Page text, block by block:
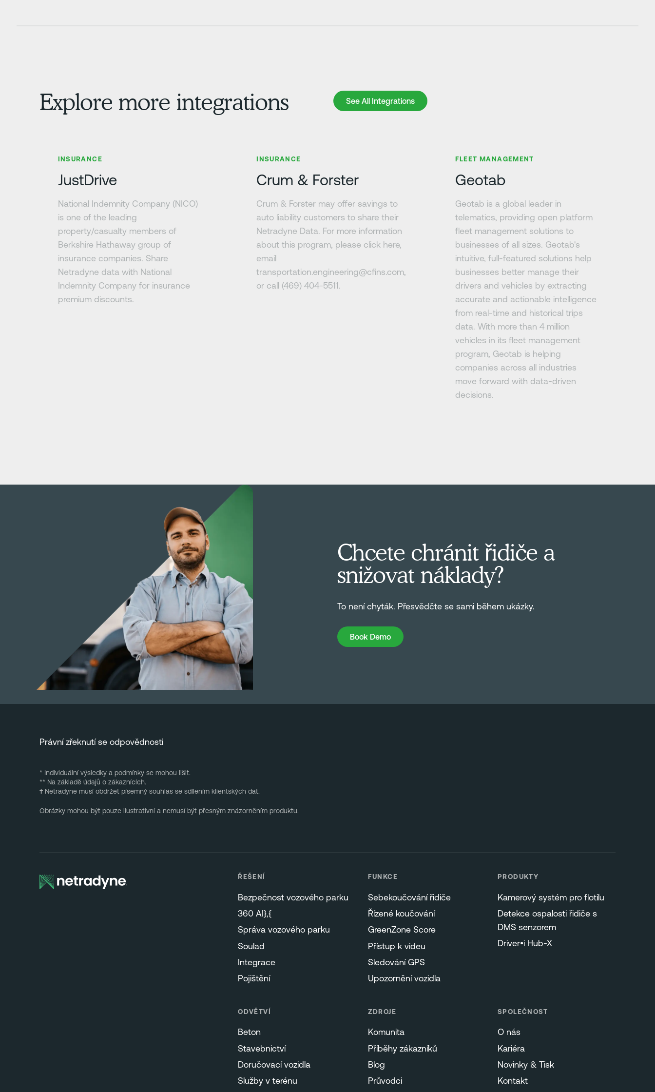
Explore more integrations See All Integrations
See All Integrations
INSURANCE
JustDrive
National Indemnity Company (NICO)
is one of the leading
property/casualty members of
Berkshire Hathaway group of
insurance companies. Share
Netradyne data with National
Indemnity Company for insurance
premium discounts.
INSURANCE
Crum & Forster
Crum & Forster may offer savings to
auto liability customers to share their
Netradyne Data. For more information
about this program, please click here,
email
transportation.engineering@cfins.com,
or call (469) 404-5511.
FLEET MANAGEMENT
Geotab
Geotab is a global leader in
telematics, providing open platform
fleet management solutions to
businesses of all sizes. Geotab's
intuitive, full-featured solutions help
businesses better manage their
drivers and vehicles by extracting
accurate and actionable intelligence
from real-time and historical trips
data. With more than 4 million
vehicles in its fleet management
program, Geotab is helping
companies across all industries
move forward with data-driven
decisions.
Chcete chránit řidiče a
snižovat náklady?
To není chyták. Přesvědčte se sami během ukázky.
Book Demo
Book Demo
Právní zřeknutí se odpovědnosti
* Individuální výsledky a podmínky se mohou lišit.
** Na základě údajů o zákaznících.
†Netradyne musí obdržet písemný souhlas se sdílením klientských dat.
Obrázky mohou být pouze ilustrativní a nemusí být přesným znázorněním produktu.
ŘEŠENÍ
Bezpečnost vozového parku
360 AI},{
Správa vozového parku
Soulad
Integrace
Pojištění
FUNKCE
Sebekoučování řidiče
Řízené koučování
GreenZone Score
Přístup k videu
Sledování GPS
Upozornění vozidla
PRODUKTY
Kamerový systém pro flotilu
Detekce ospalosti řidiče s
DMS senzorem
Driver•i Hub-X
ODVĚTVÍ
Beton
Stavebnictví
Doručovací vozidla
Služby v terénu
ZDROJE
Komunita
Příběhy zákazníků
Blog
Průvodci
SPOLEČNOST
O nás
Kariéra
Novinky & Tisk
Kontakt